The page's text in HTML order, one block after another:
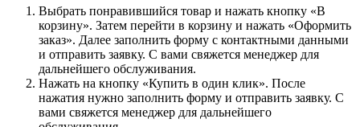
Выбрать понравившийся товар и нажать кнопку «В
корзину». Затем перейти в корзину и нажать «Оформить
заказ». Далее заполнить форму с контактными данными
и отправить заявку. С вами свяжется менеджер для
дальнейшего обслуживания.
Нажать на кнопку «Купить в один клик». После
нажатия нужно заполнить форму и отправить заявку. С
вами свяжется менеджер для дальнейшего